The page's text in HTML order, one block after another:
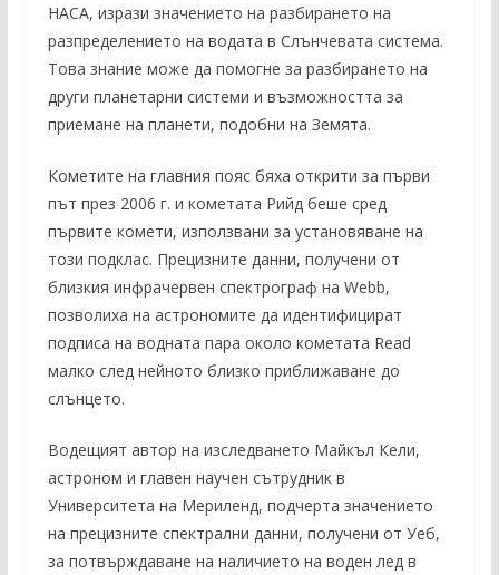
НАСА, изрази значението на разбирането на
разпределението на водата в Слънчевата система.
Това знание може да помогне за разбирането на
други планетарни системи и възможността за
приемане на планети, подобни на Земята.
Кометите на главния пояс бяха открити за първи
път през 2006 г. и кометата Рийд беше сред
първите комети, използвани за установяване на
този подклас. Прецизните данни, получени от
близкия инфрачервен спектрограф на Webb,
позволиха на астрономите да идентифицират
подписа на водната пара около кометата Read
малко след нейното близко приближаване до
слънцето.
Водещият автор на изследването Майкъл Кели,
астроном и главен научен сътрудник в
Университета на Мериленд, подчерта значението
на прецизните спектрални данни, получени от Уеб,
за потвърждаване на наличието на воден лед в